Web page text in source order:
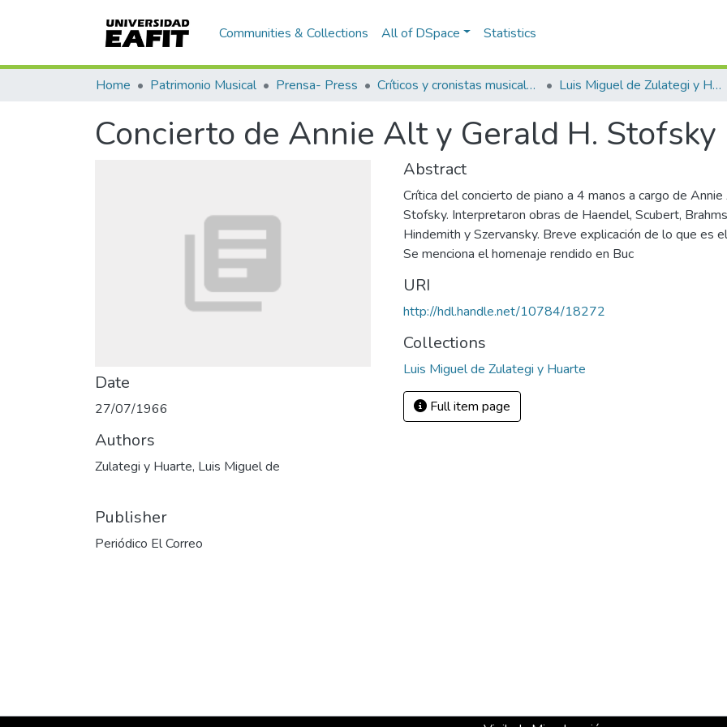
Communities & Collections All of DSpace Statistics
Home Patrimonio Musical Prensa- Press Críticos y cronistas musicales Luis Miguel de Zulategi y Huarte
Concierto de Annie Alt y Gerald H. Stofsky
Date
27/07/1966
Authors
Zulategi y Huarte, Luis Miguel de
Publisher
Periódico El Correo
Abstract
Crítica del concierto de piano a 4 manos a cargo de
Stofsky. Interpretaron obras de Haendel, Scubert,
Hindemith y Szervansky. Breve explicación de lo que es
Se menciona el homenaje rendido en Buc
URI
http://hdl.handle.net/10784/18272
Collections
Luis Miguel de Zulategi y Huarte
Full item page